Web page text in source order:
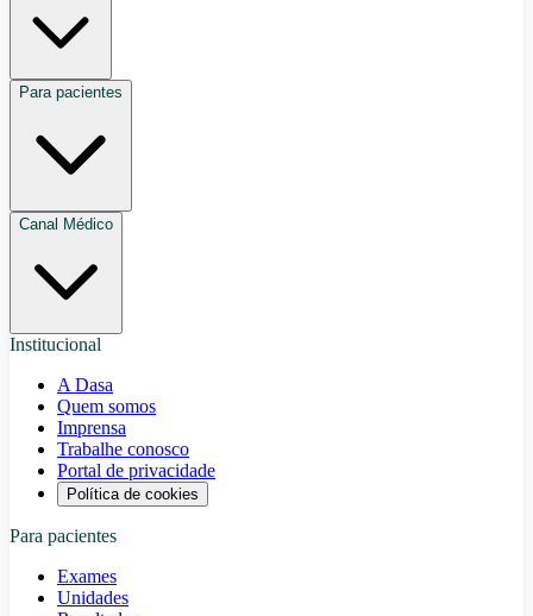
Para pacientes
Canal Médico
Institucional
A Dasa
Quem somos
Imprensa
Trabalhe conosco
Portal de privacidade
Política de cookies
Para pacientes
Exames
Unidades